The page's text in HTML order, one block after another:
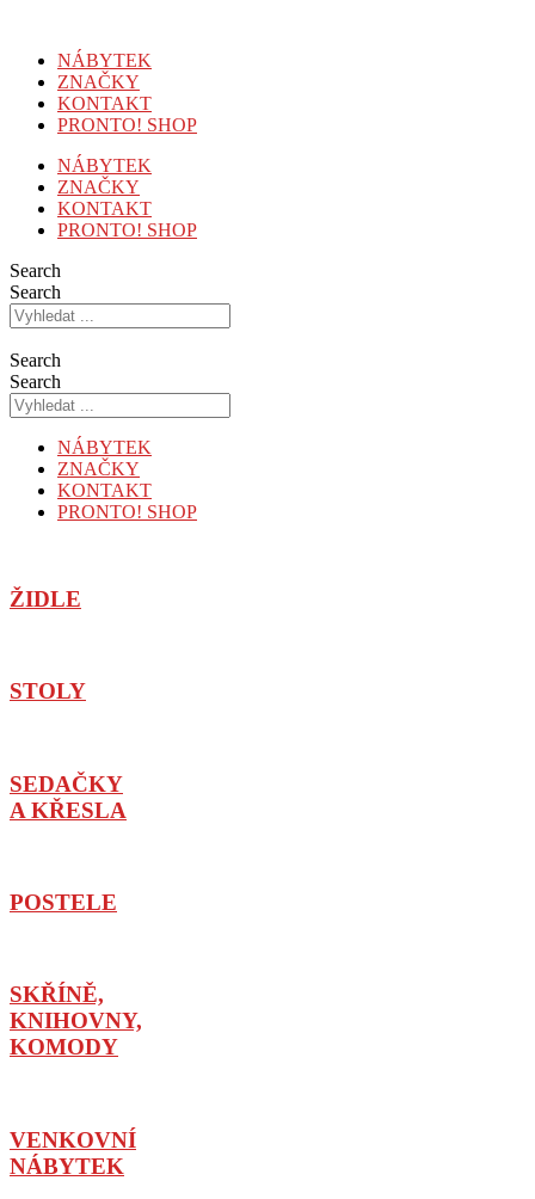
obsahuNÁBYTEK
ZNAČKY
KONTAKT
PRONTO! SHOP
NÁBYTEK
ZNAČKY
KONTAKT
PRONTO! SHOP
Search
Search
Search
Search
NÁBYTEK
ZNAČKY
KONTAKT
PRONTO! SHOP
ŽIDLE
STOLY
SEDAČKY
A KŘESLA
POSTELE
SKŘÍNĚ,
KNIHOVNY,
KOMODY
VENKOVNÍ
NÁBYTEK